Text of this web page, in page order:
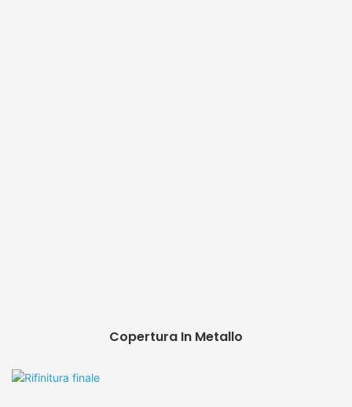
Copertura In Metallo